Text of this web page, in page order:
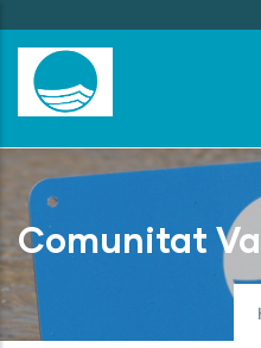
to
main
content
Comunitat